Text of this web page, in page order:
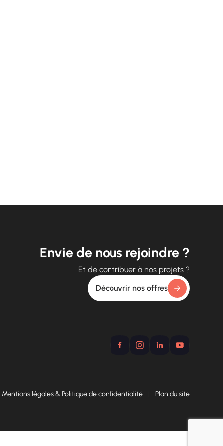
Envie de nous rejoindre ?
Et de contribuer à nos projets ?
Découvrir nos offres
Mentions légales & Politique de confidentialité | Plan du site